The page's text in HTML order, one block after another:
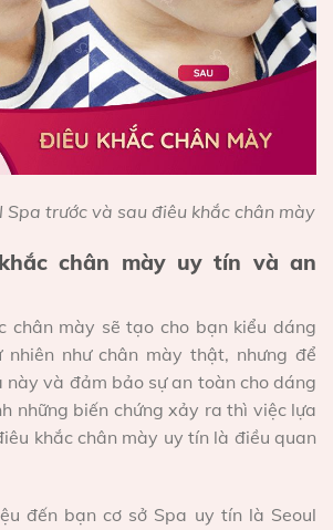
Spa trước và sau điêu khắc chân mày
chân mày uy tín và an
chân mày sẽ tạo cho bạn kiểu dáng
như chân mày thật, nhưng để
này và đảm bảo sự an toàn cho dáng
những biến chứng xảy ra thì việc lựa
khắc chân mày uy tín là điều quan
đến bạn cơ sở Spa uy tín là Seoul